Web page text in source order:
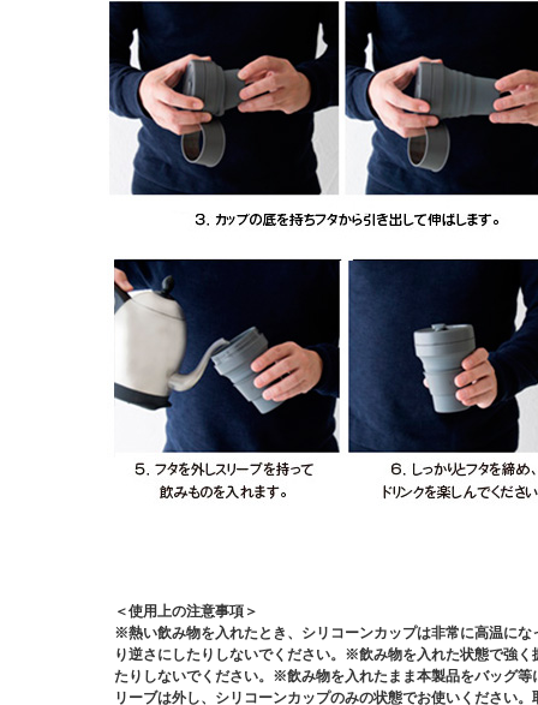
＜使用上の注意事項＞
※熱い飲み物を入れたとき、シリコーンカップは非常に高温に
り逆さにしたりしないでください。※飲み物を入れた状態で強
たりしないでください。※飲み物を入れたまま本製品をバッグ
リーブは外し、シリコーンカップのみの状態でお使いください